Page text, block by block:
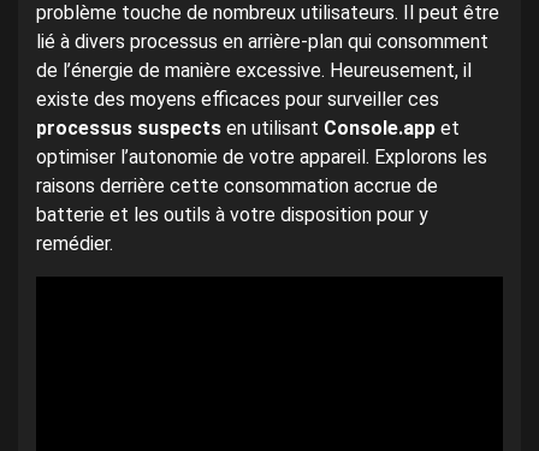
problème touche de nombreux utilisateurs. Il peut être
lié à divers processus en arrière-plan qui consomment
de l’énergie de manière excessive. Heureusement, il
existe des moyens efficaces pour surveiller ces
processus suspects en utilisant Console.app et
optimiser l’autonomie de votre appareil. Explorons les
raisons derrière cette consommation accrue de
batterie et les outils à votre disposition pour y
remédier.